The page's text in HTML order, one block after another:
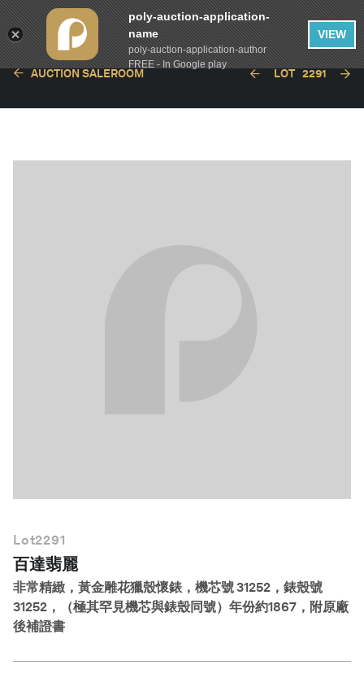
AUCTION SALEROOM LOT 2291
Lot2291
百達翡麗
非常精緻，黃金雕花獵殼懷錶，機芯號 31252，錶殼號
31252，（極其罕見機芯與錶殼同號）年份約1867，附原廠
後補證書
poly-auction-application-
name
poly-auction-application-author
FREE - In Google play
VIEW